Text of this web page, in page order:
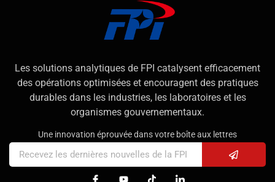
Les solutions analytiques de FPI catalysent efficacement
des opérations optimisées et encouragent des pratiques
durables dans les industries, les laboratoires et les
organismes gouvernementaux.
Une innovation éprouvée dans votre boîte aux lettres